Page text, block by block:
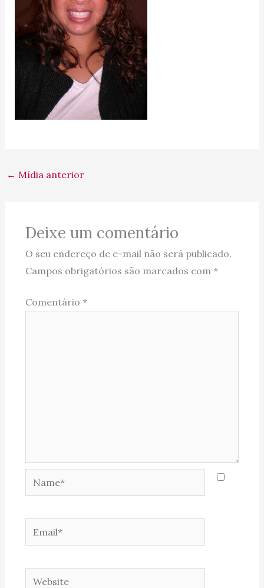
← Mídia anterior
Deixe um comentário
O seu endereço de e-mail não será publicado.
Campos obrigatórios são marcados com *
Comentário *
Name*
Email*
Website